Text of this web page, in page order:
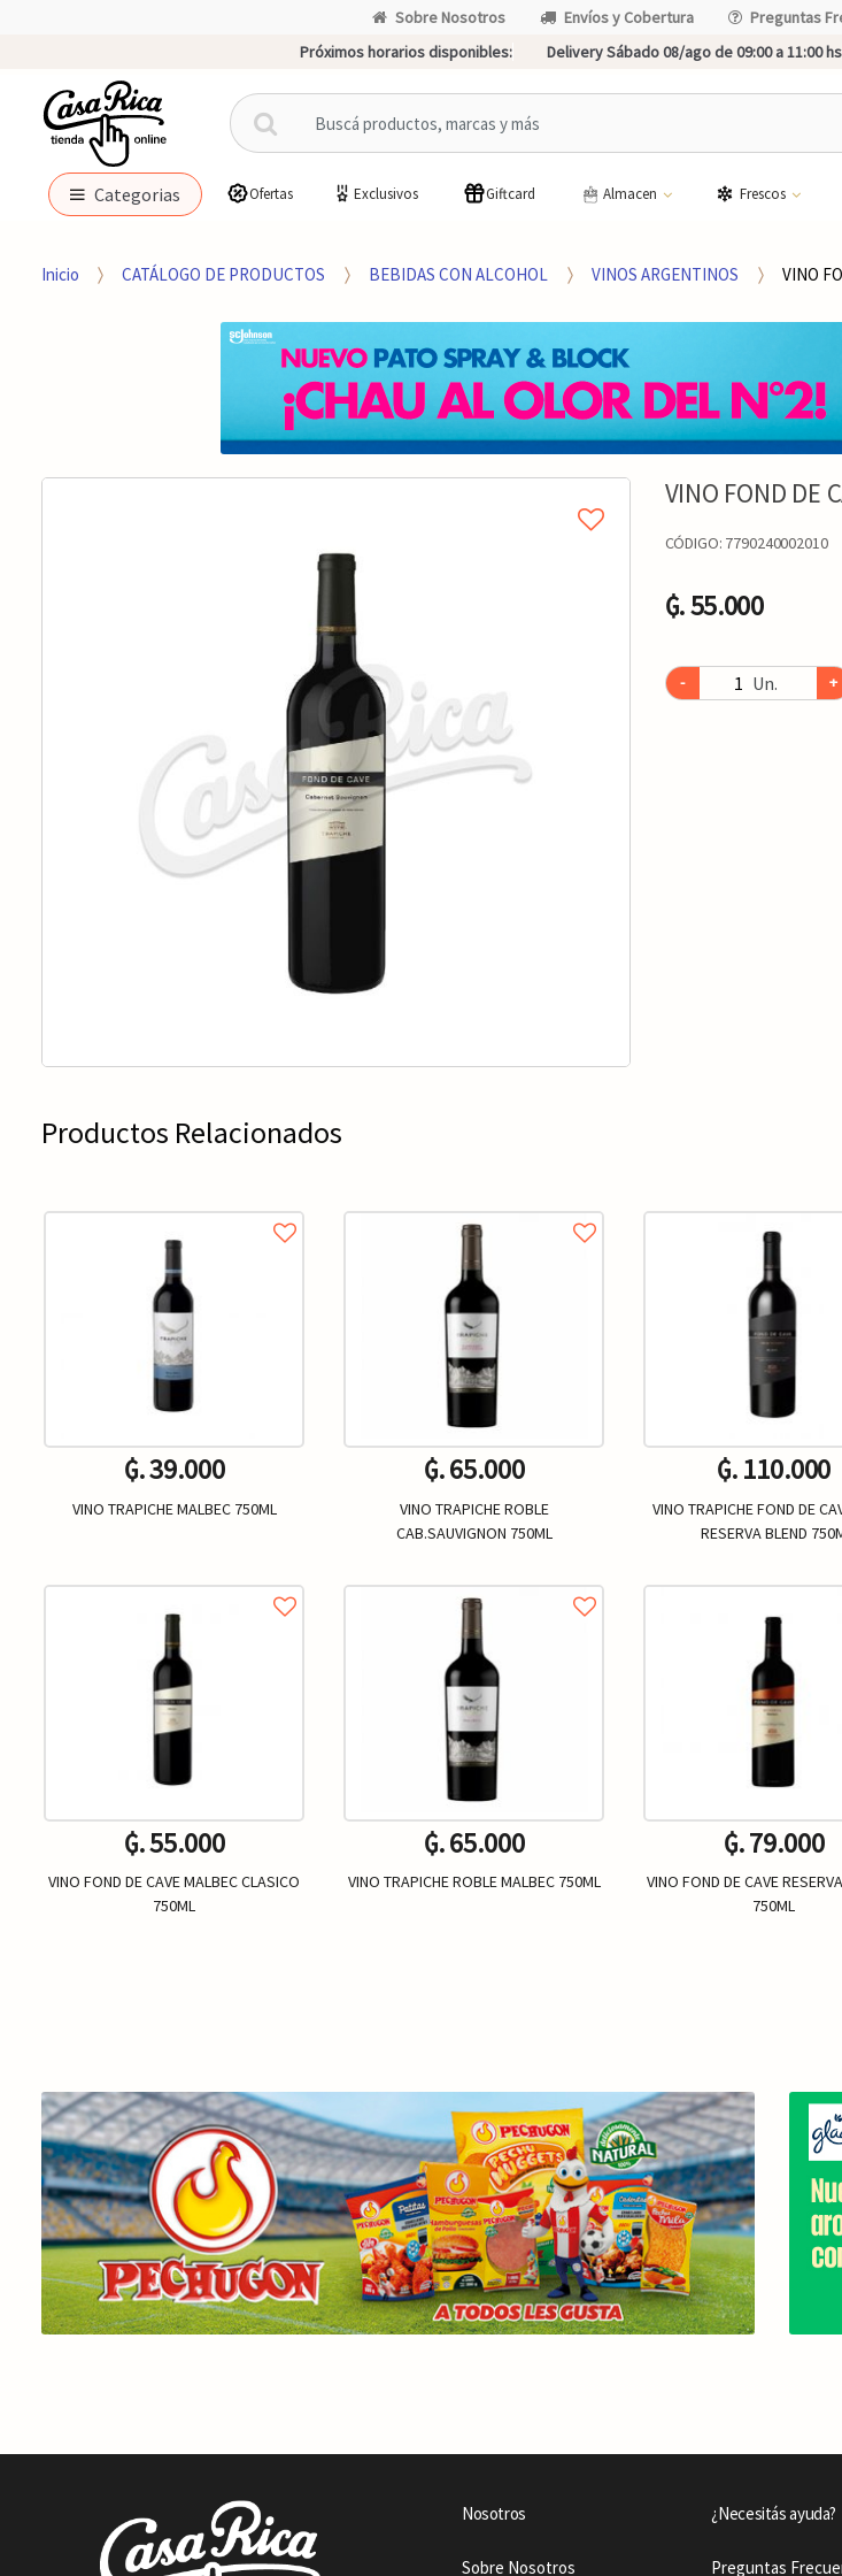
Sobre Nosotros Envíos y Cobertura Preguntas
Próximos horarios disponibles:
Delivery Sábado 08/ago de 09:00 a 11:00 hs
B
u
c
p
r
Categorias Ofertas Exclusivos Giftcard Almacen Frescos
Inicio CATÁLOGO DE PRODUCTOS BEBIDAS CON ALCOHOL VINOS ARGENTINOS VINO
VINO FOND DE
CÓDIGO: 7790240002010
₲. 55.000
- Un. +
Productos Relacionados
₲. 39.000
VINO TRAPICHE MALBEC 750ML
₲. 55.000
VINO FOND DE CAVE MALBEC CLASICO
750ML
₲. 65.000
VINO TRAPICHE ROBLE
CAB.SAUVIGNON 750ML
₲. 65.000
VINO TRAPICHE ROBLE MALBEC 750ML
₲. 110.000
VINO TRAPICHE FOND DE
RESERVA BLEND
₲. 79.000
VINO FOND DE CAVE
750ML
Nosotros
Sobre Nosotros
¿Necesitás ayuda?
Preguntas